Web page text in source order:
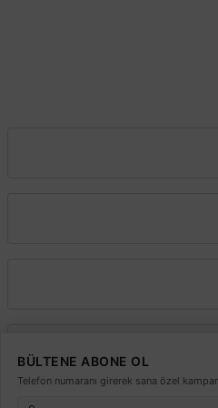
BÜLTENE ABONE OL
Telefon numaranı girerek sana özel